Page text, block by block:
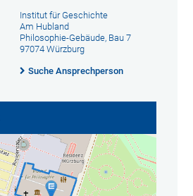
Institut für Geschichte
Am Hubland
Philosophie-Gebäude, Bau 7
97074 Würzburg
Suche Ansprechperson